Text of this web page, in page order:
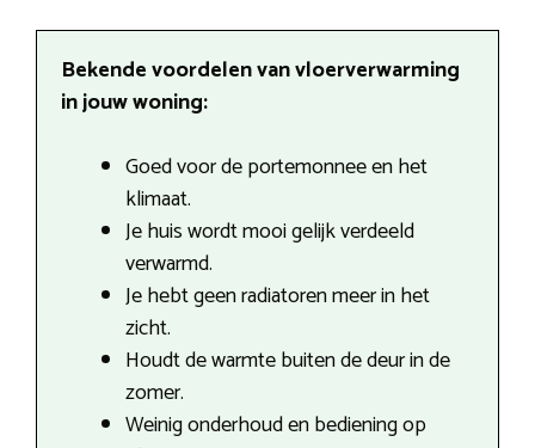
Bekende voordelen van vloerverwarming
in jouw woning:
Goed voor de portemonnee en het
klimaat.
Je huis wordt mooi gelijk verdeeld
verwarmd.
Je hebt geen radiatoren meer in het
zicht.
Houdt de warmte buiten de deur in de
zomer.
Weinig onderhoud en bediening op